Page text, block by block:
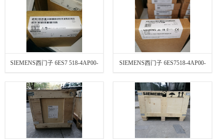
SIEMENS西门子 6ES7 518-4AP00-
0AB0
SIEMENS西门子 6ES7518-4AP00-
0AB0